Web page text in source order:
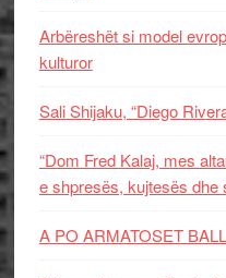
Arbëreshët si model
kulturor
Sali Shijaku, “Diego
“Dom Fred Kalaj, mes
e shpresës, kujtesës dhe
A PO ARMATOSET